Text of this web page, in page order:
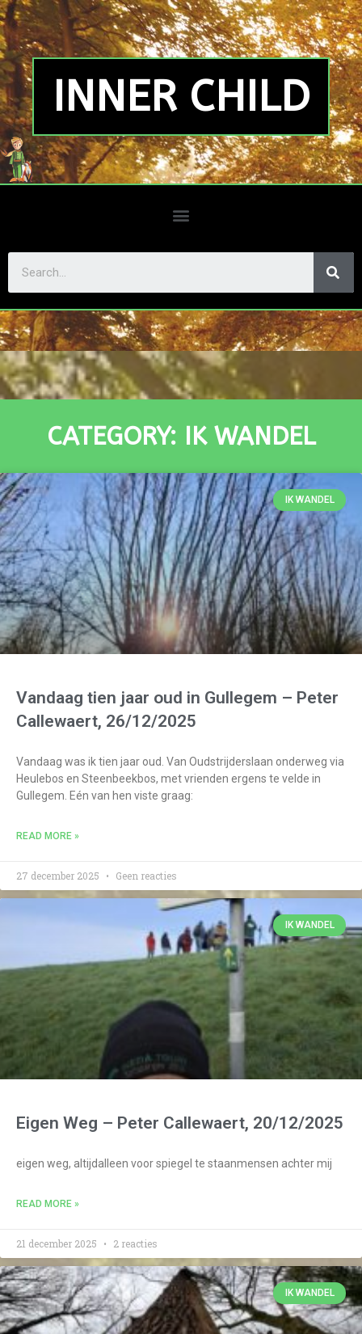
INNER CHILD
CATEGORY: IK WANDEL
IK WANDEL
Vandaag tien jaar oud in Gullegem – Peter
Callewaert, 26/12/2025
Vandaag was ik tien jaar oud. Van Oudstrijderslaan onderweg via
Heulebos en Steenbeekbos, met vrienden ergens te velde in
Gullegem. Eén van hen viste graag:
READ MORE »
27 december 2025 Geen reacties
IK WANDEL
Eigen Weg – Peter Callewaert, 20/12/2025
eigen weg, altijdalleen voor spiegel te staanmensen achter mij
READ MORE »
21 december 2025 2 reacties
IK WANDEL